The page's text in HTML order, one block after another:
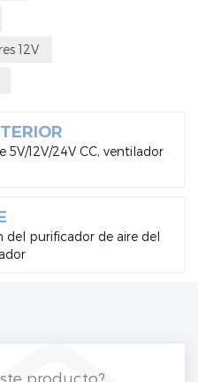
12V
12V/24V CC, ventilador
del purificador de aire del
producto?